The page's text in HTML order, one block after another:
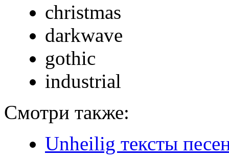
christmas
darkwave
gothic
industrial
Смотри также:
Unheilig тексты